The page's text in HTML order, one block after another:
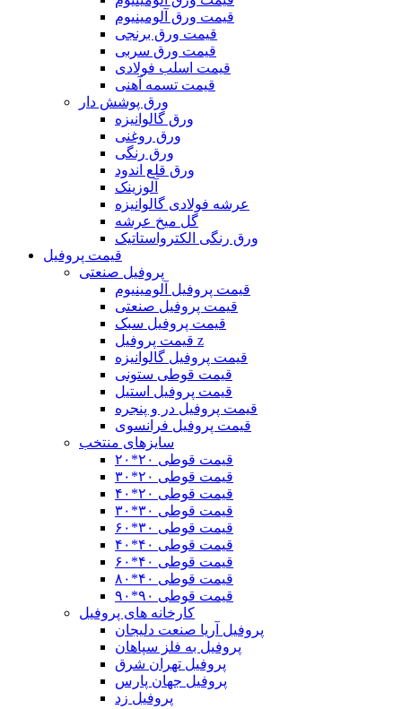
قیمت ورق آلومینیوم
قیمت ورق برنجی
قیمت ورق سربی
قیمت اسلب فولادی
قیمت تسمه آهنی
ورق پوشش دار
ورق گالوانیزه
ورق روغنی
ورق رنگی
ورق قلع اندود
آلوزینک
عرشه فولادی گالوانیزه
گل میخ عرشه
ورق رنگی الکترواستاتیک
قیمت پروفیل
پروفیل صنعتی
قیمت پروفیل آلومینیوم
قیمت پروفیل صنعتی
قیمت پروفیل سبک
قیمت پروفیل z
قیمت پروفیل گالوانیزه
قیمت قوطی ستونی
قیمت پروفیل استیل
قیمت پروفیل در و پنجره
قیمت پروفیل فرانسوی
سایزهای منتخب
قیمت قوطی ۲٠*۲٠
قیمت قوطی ۲۰*۳۰
قیمت قوطی ۲۰*۴۰
قیمت قوطی ۳۰*۳۰
قیمت قوطی ۳۰*۶۰
قیمت قوطی ۴٠*۴٠
قیمت قوطی ۴۰*۶۰
قیمت قوطی ۴٠*٨٠
قیمت قوطی ۹۰*۹۰
کارخانه های پروفیل
پروفیل آریا صنعت دلیجان
پروفیل به فلز سپاهان
پروفیل تهران شرق
پروفیل جهان پارس
پروفیل زد